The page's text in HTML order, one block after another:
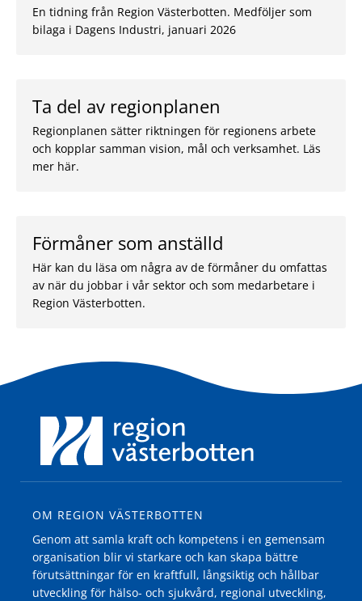
En tidning från Region Västerbotten. Medföljer som
bilaga i Dagens Industri, januari 2026
Ta del av regionplanen
Regionplanen sätter riktningen för regionens arbete
och kopplar samman vision, mål och verksamhet. Läs
mer här.
Förmåner som anställd
Här kan du läsa om några av de förmåner du omfattas
av när du jobbar i vår sektor och som medarbetare i
Region Västerbotten.
OM REGION VÄSTERBOTTEN
Genom att samla kraft och kompetens i en gemensam
organisation blir vi starkare och kan skapa bättre
förutsättningar för en kraftfull, långsiktig och hållbar
utveckling för hälso- och sjukvård, regional utveckling,